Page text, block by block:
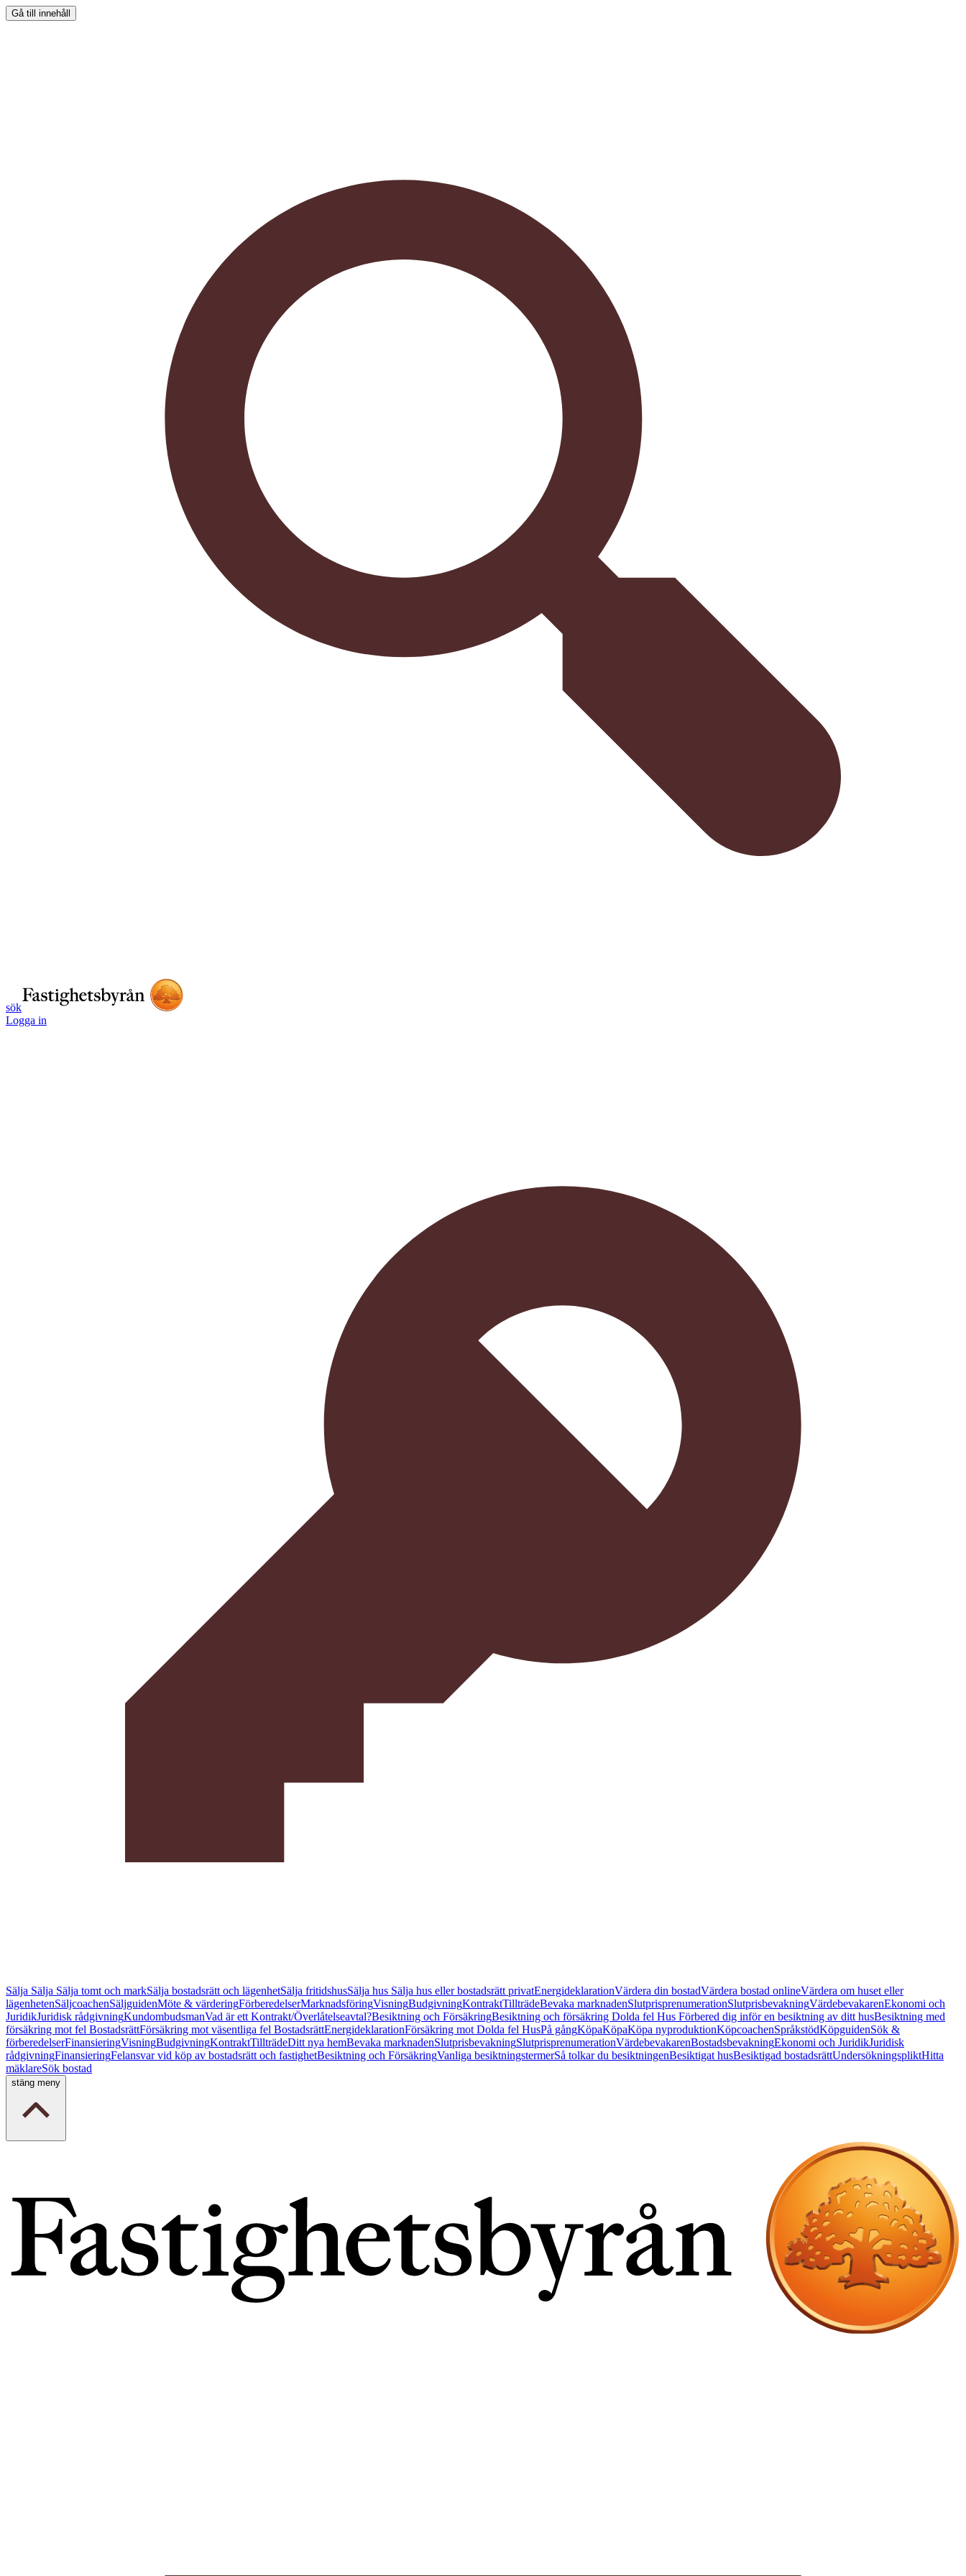
Gå till innehåll
sök
Logga in
Sälja Sälja Sälja tomt och markSälja bostadsrätt och lägenhetSälja fritidshusSälja hus Sälja hus eller bostadsrätt privatEnergideklarationVärdera din bostadVärdera bostad onlineVärdera om huset eller
lägenhetenSäljcoachenSäljguidenMöte & värderingFörberedelserMarknadsföringVisningBudgivningKontraktTillträdeBevaka marknadenSlutprisprenumerationSlutprisbevakningVärdebevakarenEkonomi och
JuridikJuridisk rådgivningKundombudsmanVad är ett Kontrakt/Överlåtelseavtal?Besiktning och FörsäkringBesiktning och försäkring Dolda fel Hus Förbered dig inför en besiktning av ditt husBesiktning med
försäkring mot fel BostadsrättFörsäkring mot väsentliga fel BostadsrättEnergideklarationFörsäkring mot Dolda fel HusPå gångKöpaKöpaKöpa nyproduktionKöpcoachenSpråkstödKöpguidenSök &
förberedelserFinansieringVisningBudgivningKontraktTillträdeDitt nya hemBevaka marknadenSlutprisbevakningSlutprisprenumerationVärdebevakarenBostadsbevakningEkonomi och JuridikJuridisk
rådgivningFinansieringFelansvar vid köp av bostadsrätt och fastighetBesiktning och FörsäkringVanliga besiktningstermerSå tolkar du besiktningenBesiktigat husBesiktigad bostadsrättUndersökningspliktHitta
mäklareSök bostad
stäng meny